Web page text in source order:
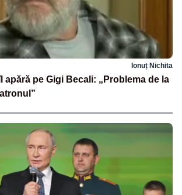
Ionuț Nichita
apără pe Gigi Becali: „Problema de la